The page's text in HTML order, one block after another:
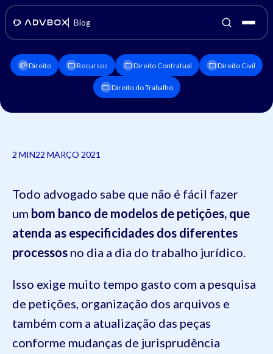
Blog
Direito Recursos Direito Contratual Direito Civil
Direito do Trabalho
2 MIN22 MARÇO 2021
Todo advogado sabe que não é fácil fazer
um bom banco de modelos de petições, que
atenda as especificidades dos diferentes
processos no dia a dia do trabalho jurídico.
Isso exige muito tempo gasto com a pesquisa
de petições, organização dos arquivos e
também com a atualização das peças
conforme mudanças de jurisprudência